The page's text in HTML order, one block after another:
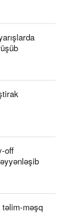
off
təlim-məşq